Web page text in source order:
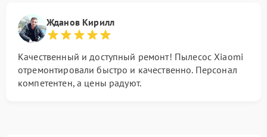
Жданов Кирилл
Качественный и доступный ремонт! Пылесос Xiaomi
отремонтировали быстро и качественно. Персонал
компетентен, а цены радуют.